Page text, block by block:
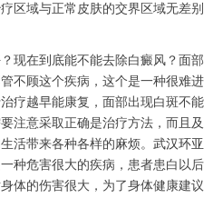
区域与正常皮肤的交界区域无差别
在到底能不能去除白癜风？面部
不顾这个疾病，这个是一种很难进
疗越早能康复，面部出现白斑不能
注意采取正确是治疗方法，而且及
活带来各种各样的麻烦。 武汉环亚
种危害很大的疾病，患者患白以后
体的伤害很大，为了身体健康建议